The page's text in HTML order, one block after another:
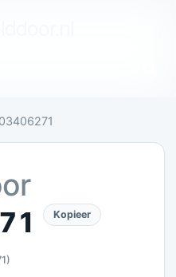
dit
Kopieer